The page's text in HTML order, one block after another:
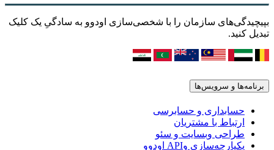
بپیچیدگی‌های سازمان را با شخصی‌سازی اودوو به سادگیِ یک کلیک
تبدیل کنید.
برنامه‌ها و سرویس‌ها
حسابداری و حسابرسی
ارتباط با مشتریان
طراحی وبسایت و سئو
یکپارچه‌سازی وAPI اودوو